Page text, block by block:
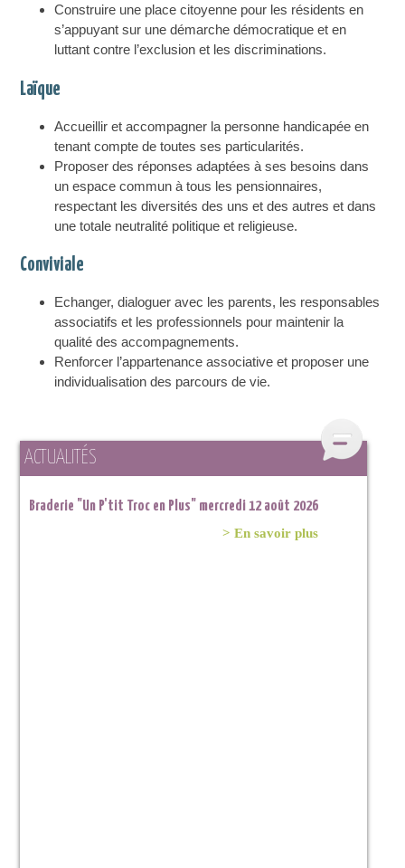
Construire une place citoyenne pour les résidents en
s’appuyant sur une démarche démocratique et en
luttant contre l’exclusion et les discriminations.
Laïque
Accueillir et accompagner la personne handicapée en
tenant compte de toutes ses particularités.
Proposer des réponses adaptées à ses besoins dans
un espace commun à tous les pensionnaires,
respectant les diversités des uns et des autres et dans
une totale neutralité politique et religieuse.
Conviviale
Echanger, dialoguer avec les parents, les responsables
associatifs et les professionnels pour maintenir la
qualité des accompagnements.
Renforcer l’appartenance associative et proposer une
individualisation des parcours de vie.
ACTUALITÉS
Braderie "Un P'tit Troc en Plus" mercredi 12 août 2026
> En savoir plus
Braderie "Un P'tit Troc en Plus" samedi 11 juillet 2026 à